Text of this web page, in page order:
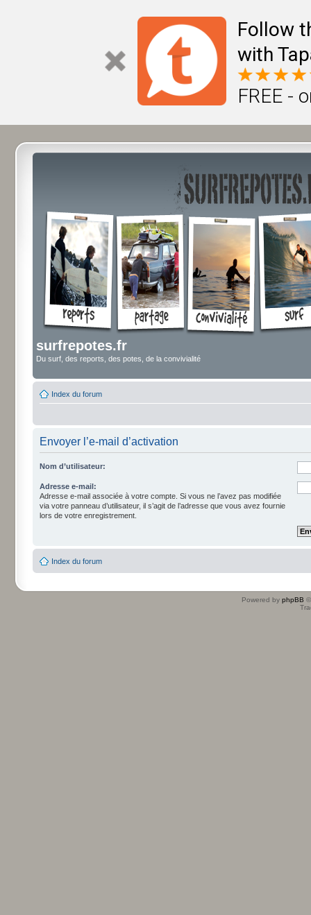
Follow
with
FREE -
surfrepotes.fr
Du surf, des reports, des potes, de la convivialité
Index du forum
Envoyer l’e-mail d’activation
Nom d’utilisateur:
Adresse e-mail:
Adresse e-mail associée à votre compte. Si vous ne l’avez pas modifiée
via votre panneau d’utilisateur, il s’agit de l’adresse que vous avez fournie
lors de votre enregistrement.
Index du forum
Powered by phpBB